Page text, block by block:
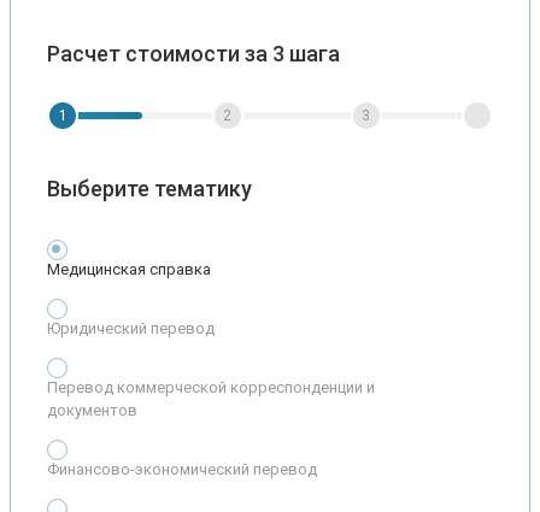
Расчет стоимости за 3 шага
1 2 3
Выберите тематику
Медицинская справка
Юридический перевод
Перевод коммерческой корреспонденции и
документов
Финансово-экономический перевод